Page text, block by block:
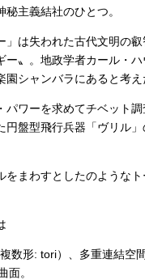
主義結社のひとつ。
」は失われた古代文明の
ー〟。地政学者カール・
シャンバラにあると考え
パワーを求めてチベット調
円盤型飛行兵器「ヴリル
をまわすとしたのようなト
複数形: tori）、多重連結空
面。